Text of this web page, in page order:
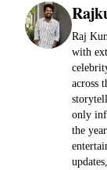
Raj
with
across
only
the